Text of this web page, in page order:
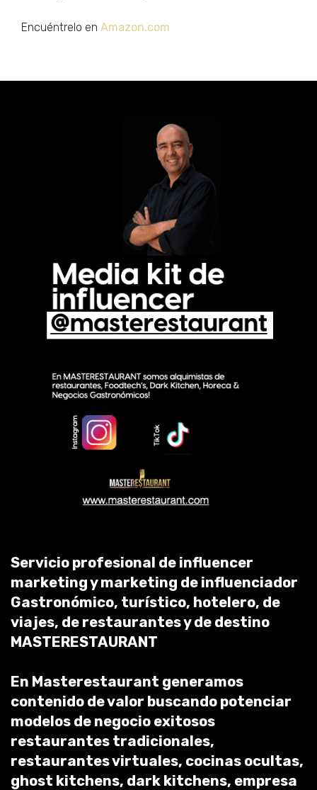
Encuéntrelo en Amazon.com
Servicio profesional de influencer
marketing y marketing de influenciador
Gastronómico, turístico, hotelero, de
viajes, de restaurantes y de destino
MASTERESTAURANT
En Masterestaurant generamos
contenido de valor buscando potenciar
modelos de negocio exitosos
restaurantes tradicionales,
restaurantes virtuales, cocinas ocultas,
ghost kitchens, dark kitchens, empresa